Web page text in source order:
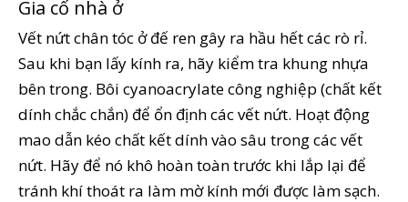
Gia cố nhà ở
Vết nứt chân tóc ở đế ren gây ra hầu hết các rò rỉ.
Sau khi bạn lấy kính ra, hãy kiểm tra khung nhựa
bên trong. Bôi cyanoacrylate công nghiệp (chất kết
dính chắc chắn) để ổn định các vết nứt. Hoạt động
mao dẫn kéo chất kết dính vào sâu trong các vết
nứt. Hãy để nó khô hoàn toàn trước khi lắp lại để
tránh khí thoát ra làm mờ kính mới được làm sạch.